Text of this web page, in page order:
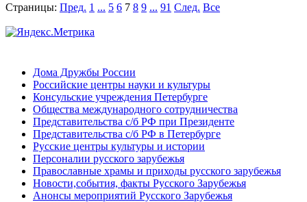
Страницы: Пред. 1 ... 5 6 7 8 9 ... 91 След. Все
Дома Дружбы России
Российские центры науки и культуры
Консульские учреждения Петербурге
Общества международного сотрудничества
Представительства с/б РФ при Президенте
Представительства с/б РФ в Петербурге
Русские центры культуры и истории
Персоналии русского зарубежья
Православные храмы и приходы русского зарубежья
Новости,события, факты Русского Зарубежья
Анонсы мероприятий Русского Зарубежья